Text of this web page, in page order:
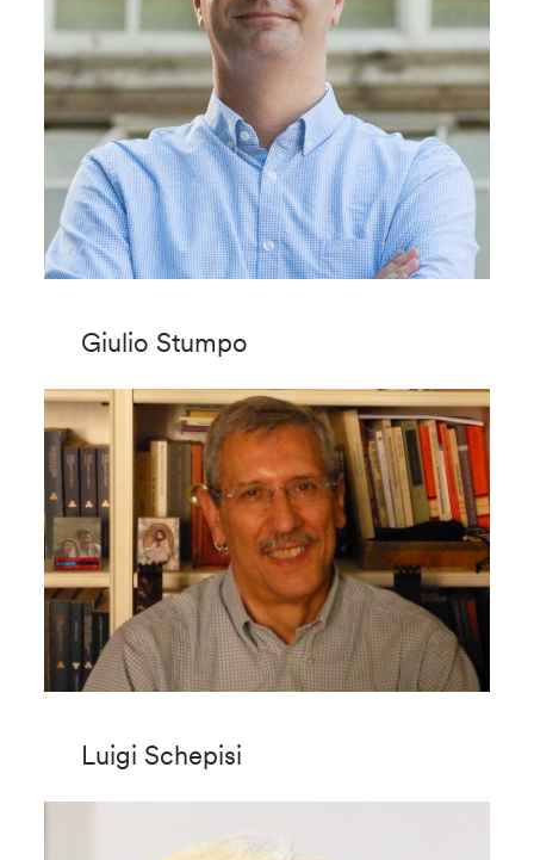
Giulio Stumpo
Luigi Schepisi